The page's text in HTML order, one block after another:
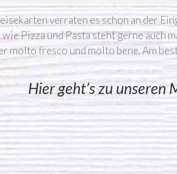
verraten es schon an der
Pizza und Pasta steht gerne auch
molto fresco und molto bene. Am
Hier geht’s zu unseren